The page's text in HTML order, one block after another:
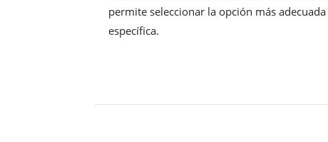
permite seleccionar la opción más
específica.